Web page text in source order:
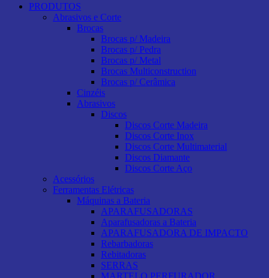
PRODUTOS
Abrasivos e Corte
Brocas
Brocas p/ Madeira
Brocas p/ Pedra
Brocas p/ Metal
Brocas Multiconstruction
Brocas p/ Cerâmica
Cinzéis
Abrasivos
Discos
Discos Corte Madeira
Discos Corte Inox
Discos Corte Multimaterial
Discos Diamante
Discos Corte Aço
Acessórios
Ferramentas Elétricas
Máquinas a Bateria
APARAFUSADORAS
Aparafusadoras a Bateria
APARAFUSADORA DE IMPACTO
Rebarbadoras
Rebitadoras
SERRAS
MARTELO PERFURADOR